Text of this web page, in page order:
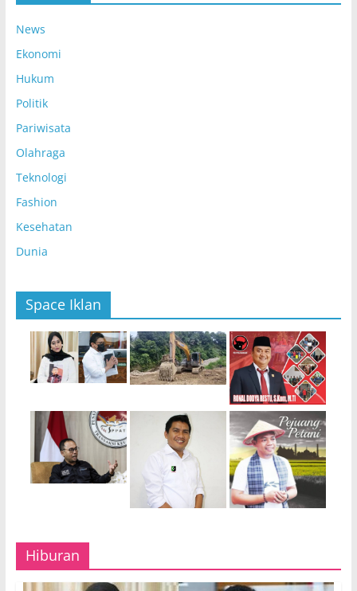
News
Ekonomi
Hukum
Politik
Pariwisata
Olahraga
Teknologi
Fashion
Kesehatan
Dunia
Space Iklan
Hiburan